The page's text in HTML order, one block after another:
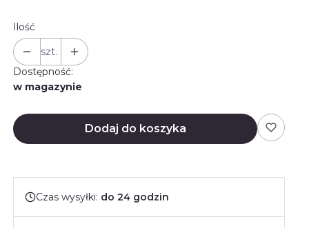
Ilość
szt.
Dostępność:
w magazynie
Dodaj do koszyka
Czas wysyłki: do 24 godzin